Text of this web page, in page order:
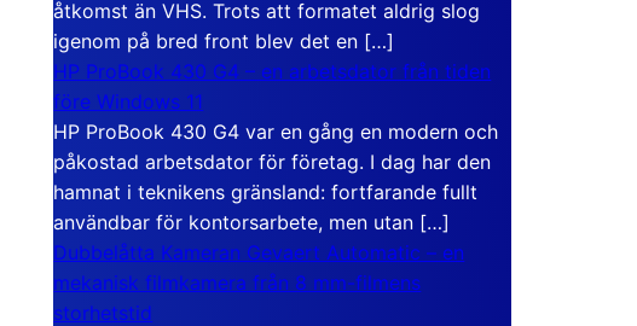
åtkomst än VHS. Trots att formatet aldrig slog
igenom på bred front blev det en […]
HP ProBook 430 G4 – en arbetsdator från tiden
före Windows 11
HP ProBook 430 G4 var en gång en modern och
påkostad arbetsdator för företag. I dag har den
hamnat i teknikens gränsland: fortfarande fullt
användbar för kontorsarbete, men utan […]
Dubbelåtta Kameran Gevaert Automatic – en
mekanisk filmkamera från 8 mm-filmens
storhetstid